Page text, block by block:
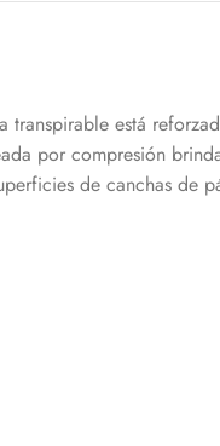
transpirable está
por compresión
de canchas de